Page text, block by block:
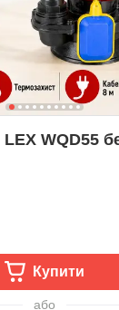
WQD55
Купити
або